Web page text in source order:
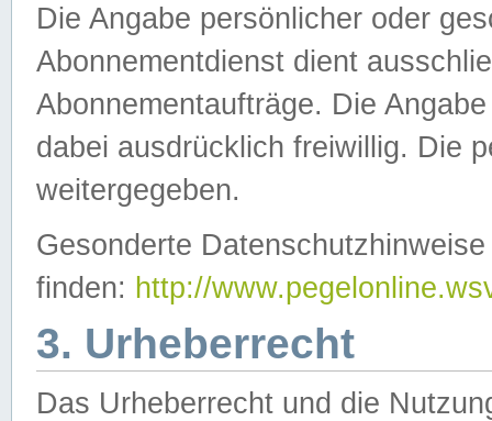
Die Angabe persönlicher oder
Abonnementdienst dient
Abonnementaufträge. Die
dabei ausdrücklich freiwillig. Die
weitergegeben.
Gesonderte
finden: http://
3. Urheberrecht
Das Urheberrecht und die